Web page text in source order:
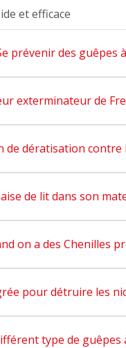
et efficace
prévenir des guêpes
exterminateur de
de dératisation contre
de lit dans son
on a des Chenilles
pour détruire les
type de guêpes